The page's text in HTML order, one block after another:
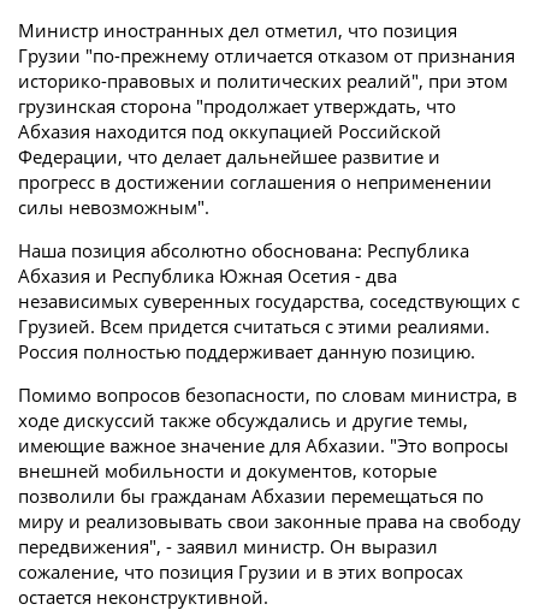
Министр иностранных дел отметил, что позиция
Грузии "по-прежнему отличается отказом от признания
историко-правовых и политических реалий", при этом
грузинская сторона "продолжает утверждать, что
Абхазия находится под оккупацией Российской
Федерации, что делает дальнейшее развитие и
прогресс в достижении соглашения о неприменении
силы невозможным".
Наша позиция абсолютно обоснована: Республика
Абхазия и Республика Южная Осетия - два
независимых суверенных государства, соседствующих с
Грузией. Всем придется считаться с этими реалиями.
Россия полностью поддерживает данную позицию.
Помимо вопросов безопасности, по словам министра, в
ходе дискуссий также обсуждались и другие темы,
имеющие важное значение для Абхазии. "Это вопросы
внешней мобильности и документов, которые
позволили бы гражданам Абхазии перемещаться по
миру и реализовывать свои законные права на свободу
передвижения", - заявил министр. Он выразил
сожаление, что позиция Грузии и в этих вопросах
остается неконструктивной.